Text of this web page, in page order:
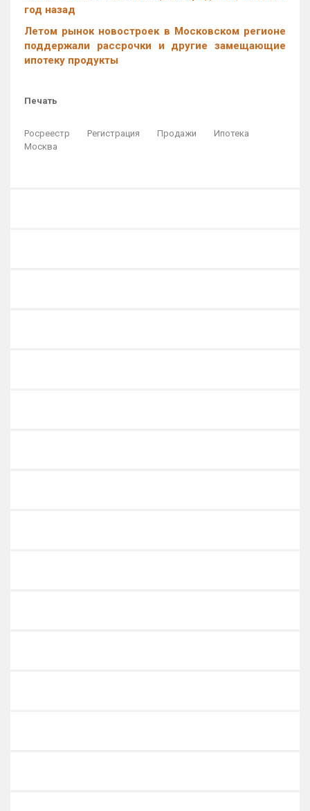
год назад
Летом рынок новостроек в Московском регионе
поддержали рассрочки и другие замещающие
ипотеку продукты
Печать
Росреестр Регистрация Продажи
Ипотека
Москва